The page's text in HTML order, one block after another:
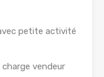
petite activité
vendeur